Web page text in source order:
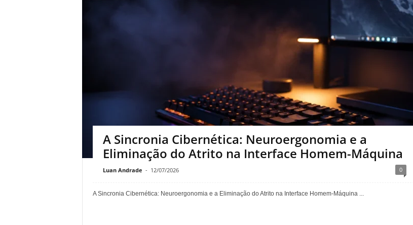
A Sincronia Cibernética: Neuroergonomia e a
Eliminação do Atrito na Interface Homem-Máquina
Luan Andrade - 12/07/2026 0
A Sincronia Cibernética: Neuroergonomia e a Eliminação do Atrito na Interface Homem-Máquina ...